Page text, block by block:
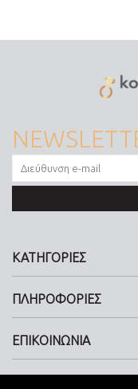
ΚΑΤΗΓΟΡΙΕΣ
ΠΛΗΡΟΦΟΡΙΕΣ
ΕΠΙΚΟΙΝΩΝΙΑ